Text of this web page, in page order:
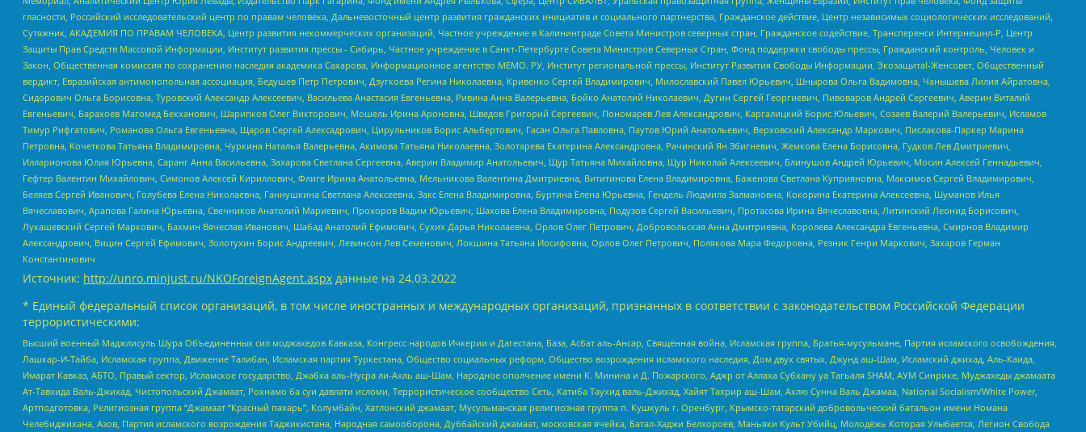
гласности, Российский исследовательский центр по правам человека, Дальневосточный центр развития гражданских инициатив и социального партнерства, Гражданское действие, Центр независимых социологических исследований,
Сутяжник, АКАДЕМИЯ ПО ПРАВАМ ЧЕЛОВЕКА, Центр развития некоммерческих организаций, Частное учреждение в Калининграде Совета Министров северных стран, Гражданское содействие, Трансперенси Интернешнл-Р, Центр
Защиты Прав Средств Массовой Информации, Институт развития прессы - Сибирь, Частное учреждение в Санкт-Петербурге Совета Министров Северных Стран, Фонд поддержки свободы прессы, Гражданский контроль, Человек и
Закон, Общественная комиссия по сохранению наследия академика Сахарова, Информационное агентство МЕМО. РУ, Институт региональной прессы, Институт Развития Свободы Информации, Экозащита!-Женсовет, Общественный
вердикт, Евразийская антимонопольная ассоциация, Бедушев Петр Петрович, Дзугкоева Регина Николаевна, Кривенко Сергей Владимирович, Милославский Павел Юрьевич, Шнырова Ольга Вадимовна, Чанышева Лилия Айратовна,
Сидорович Ольга Борисовна, Туровский Александр Алексеевич, Васильева Анастасия Евгеньевна, Ривина Анна Валерьевна, Бойко Анатолий Николаевич, Дугин Сергей Георгиевич, Пивоваров Андрей Сергеевич, Аверин Виталий
Евгеньевич, Барахоев Магомед Бекханович, Шарипков Олег Викторович, Мошель Ирина Ароновна, Шведов Григорий Сергеевич, Пономарев Лев Александрович, Каргалицкий Борис Юльевич, Созаев Валерий Валерьевич, Исламов
Тимур Рифгатович, Романова Ольга Евгеньевна, Щаров Сергей Алексадрович, Цирульников Борис Альбертович, Гасан Ольга Павловна, Паутов Юрий Анатольевич, Верховский Александр Маркович, Пислакова-Паркер Марина
Петровна, Кочеткова Татьяна Владимировна, Чуркина Наталья Валерьевна, Акимова Татьяна Николаевна, Золотарева Екатерина Александровна, Рачинский Ян Збигневич, Жемкова Елена Борисовна, Гудков Лев Дмитриевич,
Илларионова Юлия Юрьевна, Саранг Анна Васильевна, Захарова Светлана Сергеевна, Аверин Владимир Анатольевич, Щур Татьяна Михайловна, Щур Николай Алексеевич, Блинушов Андрей Юрьевич, Мосин Алексей Геннадьевич,
Гефтер Валентин Михайлович, Симонов Алексей Кириллович, Флиге Ирина Анатольевна, Мельникова Валентина Дмитриевна, Вититинова Елена Владимировна, Баженова Светлана Куприяновна, Максимов Сергей Владимирович,
Беляев Сергей Иванович, Голубева Елена Николаевна, Ганнушкина Светлана Алексеевна, Закс Елена Владимировна, Буртина Елена Юрьевна, Гендель Людмила Залмановна, Кокорина Екатерина Алексеевна, Шуманов Илья
Вячеславович, Арапова Галина Юрьевна, Свечников Анатолий Мариевич, Прохоров Вадим Юрьевич, Шахова Елена Владимировна, Подузов Сергей Васильевич, Протасова Ирина Вячеславовна, Литинский Леонид Борисович,
Лукашевский Сергей Маркович, Бахмин Вячеслав Иванович, Шабад Анатолий Ефимович, Сухих Дарья Николаевна, Орлов Олег Петрович, Добровольская Анна Дмитриевна, Королева Александра Евгеньевна, Смирнов Владимир
Александрович, Вицин Сергей Ефимович, Золотухин Борис Андреевич, Левинсон Лев Семенович, Локшина Татьяна Иосифовна, Орлов Олег Петрович, Полякова Мара Федоровна, Резник Генри Маркович, Захаров Герман
Константинович
Источник: http://unro.minjust.ru/NKOForeignAgent.aspx данные на 24.03.2022
* Единый федеральный список организаций, в том числе иностранных и международных организаций, признанных в соответствии с законодательством Российской Федерации
террористическими:
Высший военный Маджлисуль Шура Объединенных сил моджахедов Кавказа, Конгресс народов Ичкерии и Дагестана, База, Асбат аль-Ансар, Священная война, Исламская группа, Братья-мусульмане, Партия исламского освобождения,
Лашкар-И-Тайба, Исламская группа, Движение Талибан, Исламская партия Туркестана, Общество социальных реформ, Общество возрождения исламского наследия, Дом двух святых, Джунд аш-Шам, Исламский джихад, Аль-Каида,
Имарат Кавказ, АБТО, Правый сектор, Исламское государство, Джабха аль-Нусра ли-Ахль аш-Шам, Народное ополчение имени К. Минина и Д. Пожарского, Аджр от Аллаха Субхану уа Тагьаля SHAM, АУМ Синрике, Муджахеды джамаата
Ат-Тавхида Валь-Джихад, Чистопольский Джамаат, Рохнамо ба суи давлати исломи, Террористическое сообщество Сеть, Катиба Таухид валь-Джихад, Хайят Тахрир аш-Шам, Ахлю Сунна Валь Джамаа, National Socialism/White Power,
Артподготовка, Религиозная группа “Джамаат “Красный пахарь”, Колумбайн, Хатлонский джамаат, Мусульманская религиозная группа п. Кушкуль г. Оренбург, Крымско-татарский добровольческий батальон имени Номана
Челебиджихана, Азов, Партия исламского возрождения Таджикистана, Народная самооборона, Дуббайский джамаат, московская ячейка, Батал-Хаджи Белхороев, Маньяки Культ Убийц, Молодёжь Которая Улыбается, Легион Свобода